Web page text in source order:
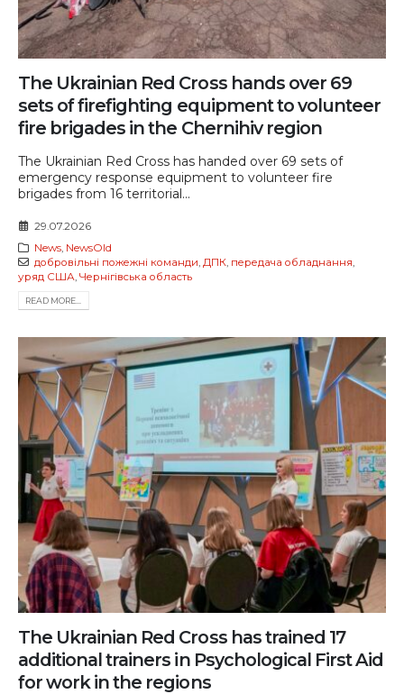
The Ukrainian Red Cross hands over 69
sets of firefighting equipment to volunteer
fire brigades in the Chernihiv region
The Ukrainian Red Cross has handed over 69 sets of
emergency response equipment to volunteer fire
brigades from 16 territorial...
29.07.2026
News, NewsOld
добровільні пожежні команди ДПК, передача обладнання
уряд США Чернігівська область
READ MORE...
The Ukrainian Red Cross has trained 17
additional trainers in Psychological First Aid
for work in the regions